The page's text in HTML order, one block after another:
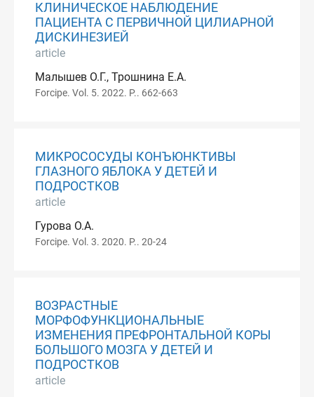
КЛИНИЧЕСКОЕ НАБЛЮДЕНИЕ
ПАЦИЕНТА С ПЕРВИЧНОЙ ЦИЛИАРНОЙ
ДИСКИНЕЗИЕЙ
article
Малышев О.Г., Трошнина Е.А.
Forcipe. Vol. 5. 2022. P.. 662-663
МИКРОСОСУДЫ КОНЪЮНКТИВЫ
ГЛАЗНОГО ЯБЛОКА У ДЕТЕЙ И
ПОДРОСТКОВ
article
Гурова О.А.
Forcipe. Vol. 3. 2020. P.. 20-24
ВОЗРАСТНЫЕ
МОРФОФУНКЦИОНАЛЬНЫЕ
ИЗМЕНЕНИЯ ПРЕФРОНТАЛЬНОЙ КОРЫ
БОЛЬШОГО МОЗГА У ДЕТЕЙ И
ПОДРОСТКОВ
article